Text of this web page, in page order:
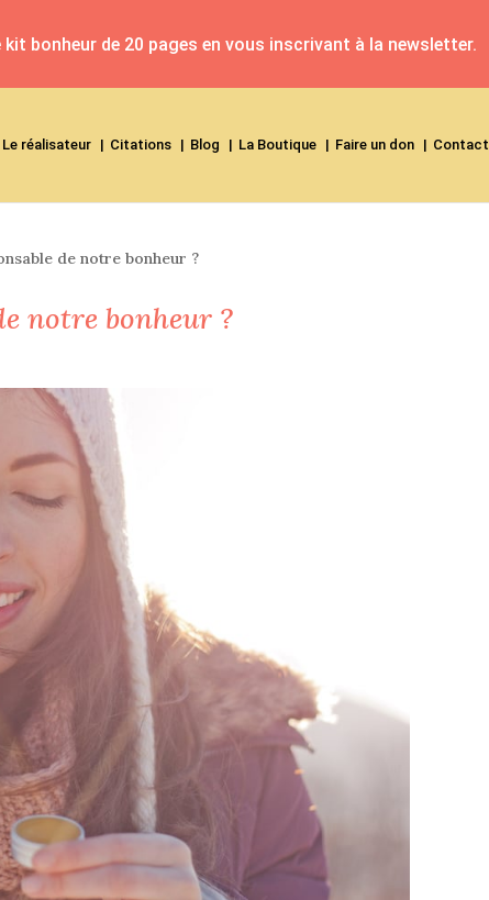
Le réalisateur Citations Blog La Boutique Faire un don Contact
de notre bonheur ?
notre bonheur ?
bonheur de 20 pages en vous inscrivant à la newsletter.